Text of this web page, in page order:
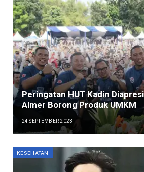
Peringatan HUT Kadin
Almer Borong Produk UMKM
24 SEPTEMBER 2023
KESEHATAN